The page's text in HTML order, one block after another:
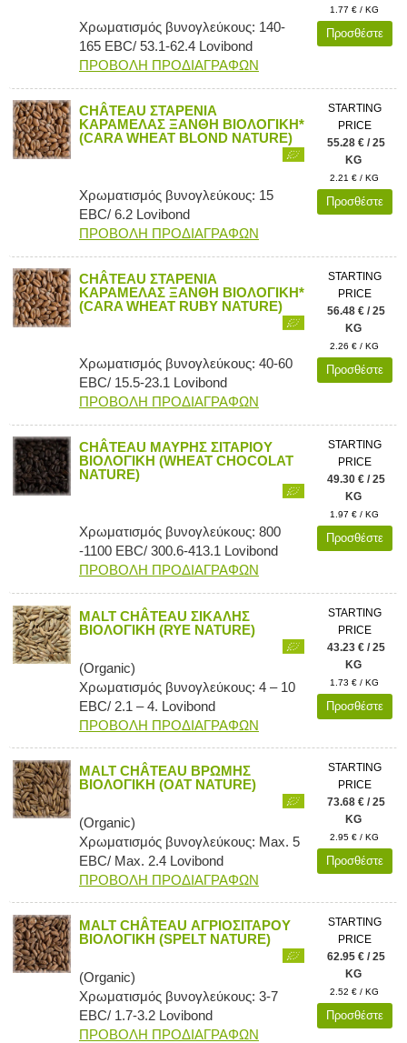
Χρωματισμός βυνογλεύκους: 140-
165 EBC/ 53.1-62.4 Lovibond
ΠΡΟΒΟΛΗ ΠΡΟΔΙΑΓΡΑΦΩΝ
1.77 € / KG
Προσθέστε
CHÂTEAU ΣΤΑΡΕΝΙΑ
ΚΑΡΑΜΕΛΑΣ ΞΑΝΘΗ ΒΙΟΛΟΓΙΚΗ*
(CARA WHEAT BLOND NATURE)
Χρωματισμός βυνογλεύκους: 15
EBC/ 6.2 Lovibond
ΠΡΟΒΟΛΗ ΠΡΟΔΙΑΓΡΑΦΩΝ
STARTING
PRICE
55.28 € / 25
KG
2.21 € / KG
Προσθέστε
CHÂTEAU ΣΤΑΡΕΝΙΑ
ΚΑΡΑΜΕΛΑΣ ΞΑΝΘΗ ΒΙΟΛΟΓΙΚΗ*
(CARA WHEAT RUBY NATURE)
Χρωματισμός βυνογλεύκους: 40-60
EBC/ 15.5-23.1 Lovibond
ΠΡΟΒΟΛΗ ΠΡΟΔΙΑΓΡΑΦΩΝ
STARTING
PRICE
56.48 € / 25
KG
2.26 € / KG
Προσθέστε
CHÂTEAU ΜΑΥΡΗΣ ΣΙΤΑΡΙΟΥ
ΒΙΟΛΟΓΙΚΗ (WHEAT CHOCOLAT
NATURE)
Χρωματισμός βυνογλεύκους: 800
-1100 EBC/ 300.6-413.1 Lovibond
ΠΡΟΒΟΛΗ ΠΡΟΔΙΑΓΡΑΦΩΝ
STARTING
PRICE
49.30 € / 25
KG
1.97 € / KG
Προσθέστε
MALT CHÂTEAU ΣΙΚΑΛΗΣ
ΒΙΟΛΟΓΙΚΗ (RYE NATURE)
(Organic)
Χρωματισμός βυνογλεύκους: 4 – 10
EBC/ 2.1 – 4. Lovibond
ΠΡΟΒΟΛΗ ΠΡΟΔΙΑΓΡΑΦΩΝ
STARTING
PRICE
43.23 € / 25
KG
1.73 € / KG
Προσθέστε
MALT CHÂTEAU ΒΡΩΜΗΣ
ΒΙΟΛΟΓΙΚΗ (OAT NATURE)
(Organic)
Χρωματισμός βυνογλεύκους: Max. 5
EBC/ Max. 2.4 Lovibond
ΠΡΟΒΟΛΗ ΠΡΟΔΙΑΓΡΑΦΩΝ
STARTING
PRICE
73.68 € / 25
KG
2.95 € / KG
Προσθέστε
MALT CHÂTEAU ΑΓΡΙΟΣΙΤΑΡΟΥ
ΒΙΟΛΟΓΙΚΗ (SPELT NATURE)
(Organic)
Χρωματισμός βυνογλεύκους: 3-7
EBC/ 1.7-3.2 Lovibond
ΠΡΟΒΟΛΗ ΠΡΟΔΙΑΓΡΑΦΩΝ
STARTING
PRICE
62.95 € / 25
KG
2.52 € / KG
Προσθέστε